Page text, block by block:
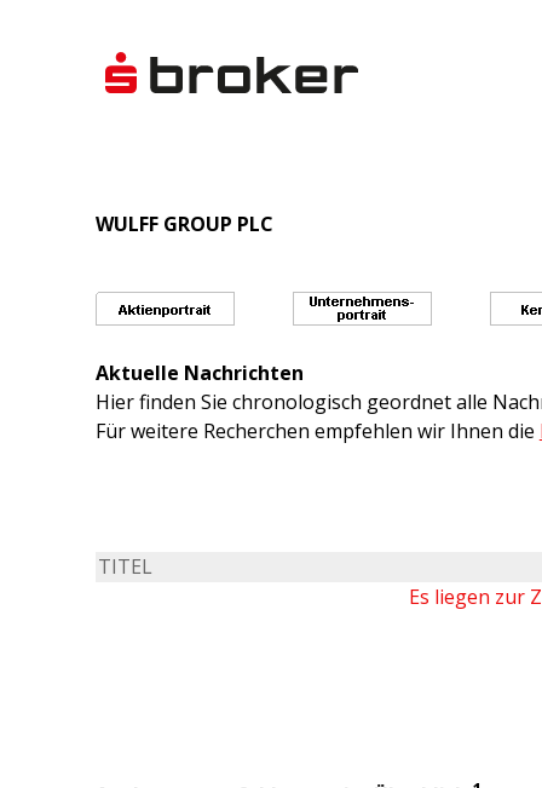
WULFF GROUP PLC
Aktuelle Nachrichten
Hier finden Sie chronologisch geordnet alle
Für weitere Recherchen empfehlen wir Ihnen die
TITEL
Es liegen zur